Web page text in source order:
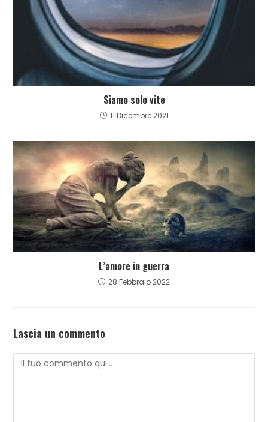
Siamo solo vite
11 Dicembre 2021
L’amore in guerra
28 Febbraio 2022
Lascia un commento